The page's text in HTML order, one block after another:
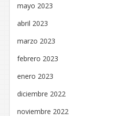
mayo 2023
abril 2023
marzo 2023
febrero 2023
enero 2023
diciembre 2022
noviembre 2022